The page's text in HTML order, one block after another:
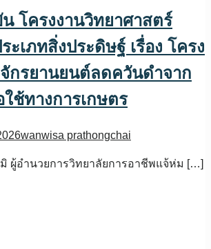
โครงงานวิทยาศาสตร์
ะเภทสิ่งประดิษฐ์ เรื่อง โครง
จักรยานยนต์ลดควันดำจาก
ช้ทางการเกษตร
wanwisa prathongchai
ผู้อำนวยการวิทยาลัยการอาชีพแจ้ห่ม […]